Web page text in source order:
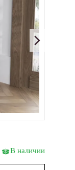
В наличии